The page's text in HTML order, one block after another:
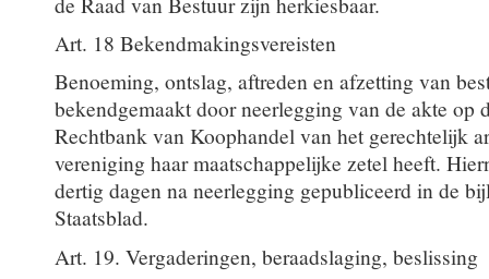
Art. 18 Bekendmakingsvereisten
Benoeming, ontslag, aftreden en afzetting van
bekendgemaakt door neerlegging van de akte op
Rechtbank van Koophandel van het gerechtelijk
vereniging haar maatschappelijke zetel heeft.
dertig dagen na neerlegging gepubliceerd in de
Staatsblad.
Art. 19. Vergaderingen, beraadslaging, beslissing